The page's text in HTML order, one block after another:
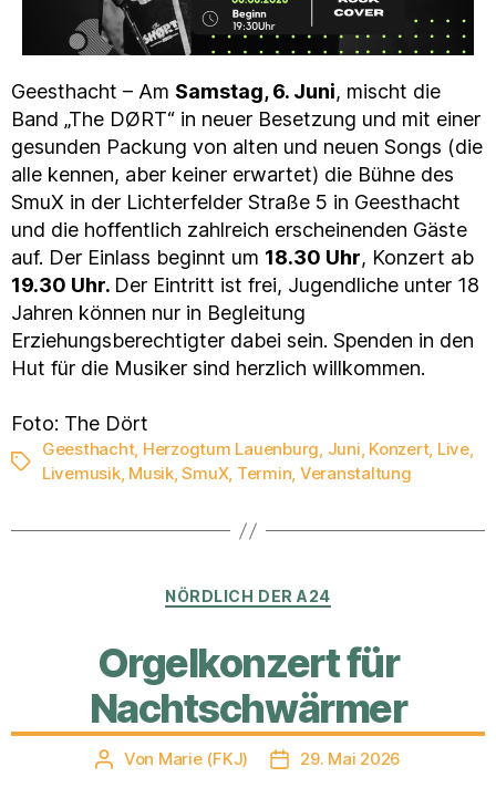
Geesthacht – Am Samstag, 6. Juni, mischt die
Band „The DØRT“ in neuer Besetzung und mit einer
gesunden Packung von alten und neuen Songs (die
alle kennen, aber keiner erwartet) die Bühne des
SmuX in der Lichterfelder Straße 5 in Geesthacht
und die hoffentlich zahlreich erscheinenden Gäste
auf. Der Einlass beginnt um 18.30 Uhr, Konzert ab
19.30 Uhr. Der Eintritt ist frei, Jugendliche unter 18
Jahren können nur in Begleitung
Erziehungsberechtigter dabei sein. Spenden in den
Hut für die Musiker sind herzlich willkommen.
Foto: The Dört
Schlagwörter
Geesthacht, Herzogtum Lauenburg, Juni, Konzert, Live,
Livemusik, Musik,SmuX, Termin, Veranstaltung
Kategorien
NÖRDLICH DER A24
Orgelkonzert für
Nachtschwärmer
Beitragsautor
Von Marie (FKJ) Veröffentlichungsdatum
29. Mai 2026